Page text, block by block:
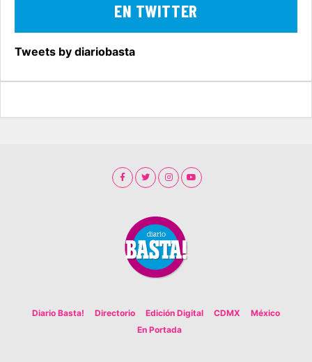
EN TWITTER
Tweets by diariobasta
Diario Basta! Directorio Edición Digital CDMX
México
En Portada